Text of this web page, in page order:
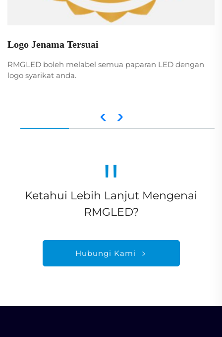
Logo Jenama Tersuai
RMGLED boleh melabel semua paparan LED dengan
logo syarikat anda.
"
Ketahui Lebih Lanjut Mengenai
RMGLED?
Hubungi Kami